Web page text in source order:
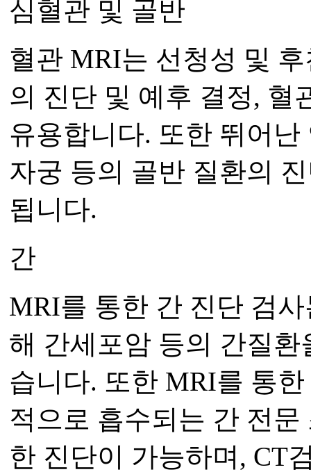
심혈관 및 골반
혈관 MRI는 선청성 및
의 진단 및 예후 결정, 혈
유용합니다. 또한 뛰어
자궁 등의 골반 질환의
됩니다.
간
MRI를 통한 간 진단 검
해 간세포암 등의 간질
습니다. 또한 MRI를 통
적으로 흡수되는 간 전
한 진단이 가능하며, CT